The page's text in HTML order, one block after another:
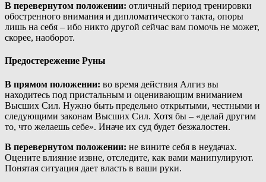
В перевернутом положении: отличный период тренировки
обостренного внимания и дипломатического такта, опоры
лишь на себя – ибо никто другой сейчас вам помочь не может,
скорее, наоборот.
Предостережение Руны
В прямом положении: во время действия Алгиз вы
находитесь под пристальным и оценивающим вниманием
Высших Сил. Нужно быть предельно открытыми, честными и
следующими законам Высших Сил. Хотя бы – «делай другим
то, что желаешь себе». Иначе их суд будет безжалостен.
В перевернутом положении: не вините себя в неудачах.
Оцените влияние извне, отследите, как вами манипулируют.
Понятая ситуация дает власть в ваши руки.